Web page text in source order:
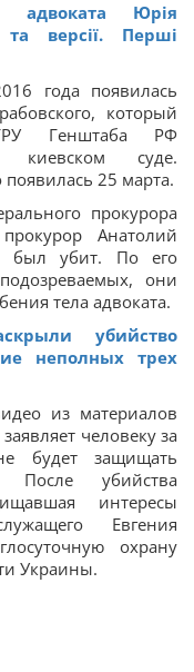
адвоката Юрія
та версії. Перші
года появилась
который
Генштаба РФ
киевском суде.
25 марта.
прокурора
Анатолий
был убит. По его
они
тела адвоката.
убийство
неполных трех
из материалов
человеку за
будет защищать
После убийства
интересы
Евгения
охрану
Украины.